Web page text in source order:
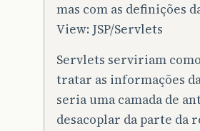
mas com as definições
View: JSP/Servlets
Servlets serviriam
tratar as informações
seria uma camada de
desacoplar da parte da